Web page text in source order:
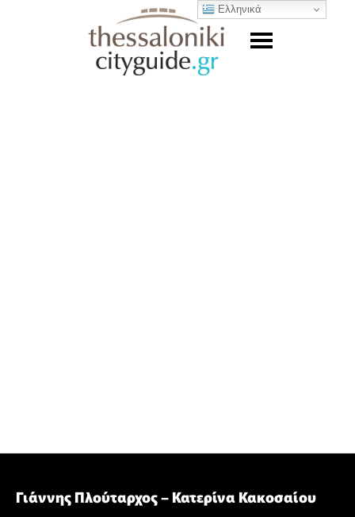
Γιάννης Πλούταρχος – Κατερίνα Κακοσαίου
Ελληνικά